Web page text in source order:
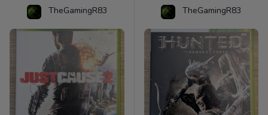
TheGamingR83 TheGamingR83